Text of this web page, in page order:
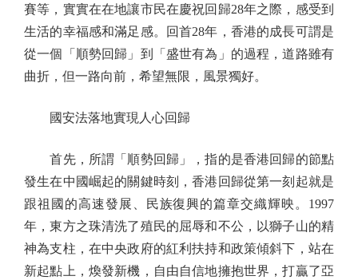
賽等，實實在在地讓市民在慶祝回歸28年之際，感受到
生活的幸福感和滿足感。回首28年，香港的成長可謂是
從一個「順勢回歸」到「盛世有為」的過程，道路雖有
曲折，但一路向前，希望無限，風景獨好。
國安法落地實現人心回歸
首先，所謂「順勢回歸」，指的是香港回歸的節點
發生在中國崛起的關鍵時刻，香港回歸從第一刻起就是
跟祖國的高速發展、民族復興的篇章交織輝映。1997
年，東方之珠清洗了殖民的屈辱和不公，以獅子山的精
神為支柱，在中央政府的紅利扶持和政策傾斜下，站在
新起點上，煥發新機，自由自信地擁抱世界，打贏了亞